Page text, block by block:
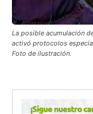
La posible acumulación
activó protocolos
Foto de ilustración.